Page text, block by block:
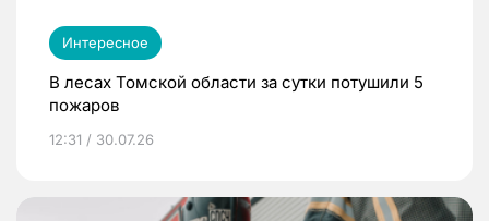
Интересное
В лесах Томской области за сутки потушили 5
пожаров
12:31 / 30.07.26